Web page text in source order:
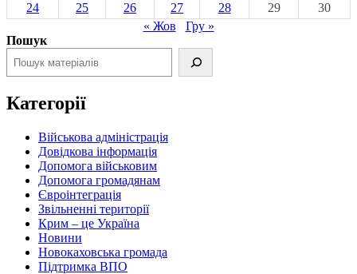
24
25 26 27 28 29
30
« Жов
Гру »
Пошук
Категорії
Військова адміністрація
Довідкова інформація
Допомога військовим
Допомога громадянам
Євроінтеграція
Звільненні території
Крим – це Україна
Новини
Новокаховська громада
Підтримка ВПО